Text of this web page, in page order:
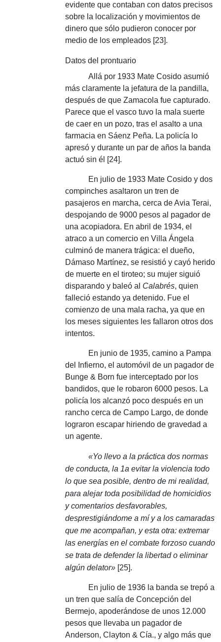
evidente que contaban con datos precisos
sobre la localización y movimientos de
dinero que sólo pudieron conocer por
medio de los empleados [23].
Datos del prontuario
Allá por 1933 Mate Cosido asumió
más claramente la jefatura de la pandilla,
después de que Zamacola fue capturado.
Parece que el vasco tuvo la mala suerte
de caer en un pozo, tras el asalto a una
farmacia en Sáenz Peña. La policía lo
apresó y durante un par de años la banda
actuó sin él [24].
En julio de 1933 Mate Cosido y dos
compinches asaltaron un tren de
pasajeros en marcha, cerca de Avia Terai,
despojando de 9000 pesos al pagador de
una acopiadora. En abril de 1934, el
atraco a un comercio en Villa Ángela
culminó de manera trágica: el dueño,
Dámaso Martínez, se resistió y cayó herido
de muerte en el tiroteo; su mujer siguió
disparando y baleó al Calabrés, quien
falleció estando ya detenido. Fue el
comienzo de una mala racha, ya que en
los meses siguientes les fallaron otros dos
intentos.
En junio de 1935, camino a Pampa
del Infierno, el automóvil de un pagador de
Bunge & Born fue interceptado por los
bandidos, que le robaron 6000 pesos. La
policía los alcanzó poco después en un
rancho cerca de Campo Largo, de donde
lograron escapar hiriendo de gravedad a
un agente.
«Yo llevo a la práctica dos normas
de conducta, la 1a evitar la violencia todo
lo que sea posible, dentro de mi realidad,
para alejar toda posibilidad de homicidios
y comentarios desfavorables,
desprestigiándome a mí y a los camaradas
que me acompañan, y esta otra: extremar
las energías en el combate forzoso cuando
se trata de defender la libertad o eliminar
algún delator» [25].
En julio de 1936 la banda se trepó a
un tren que salía de Concepción del
Bermejo, apoderándose de unos 12.000
pesos que llevaba un pagador de
Anderson, Clayton & Cía., y algo más que